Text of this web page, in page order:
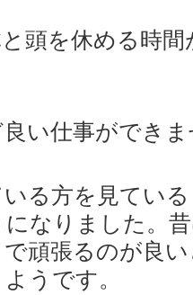
頭を休める時
い仕事ができ
る方を見てい
なりました。
頑張るのが良
うです。